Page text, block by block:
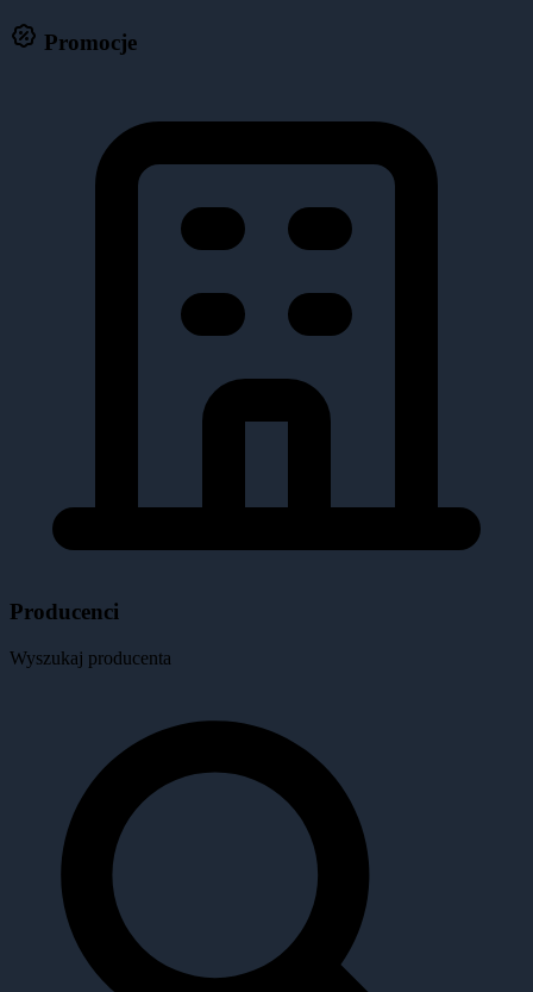
Promocje
Producenci
Wyszukaj producenta